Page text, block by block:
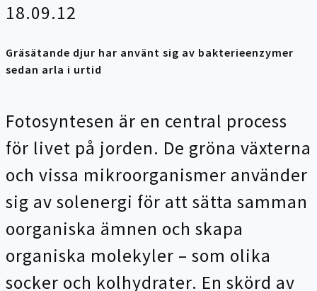
18.09.12
Gräsätande djur har använt sig av bakterieenzymer
sedan arla i urtid
Fotosyntesen är en central process
för livet på jorden. De gröna växterna
och vissa mikroorganismer använder
sig av solenergi för att sätta samman
oorganiska ämnen och skapa
organiska molekyler – som olika
socker och kolhydrater. En skörd av